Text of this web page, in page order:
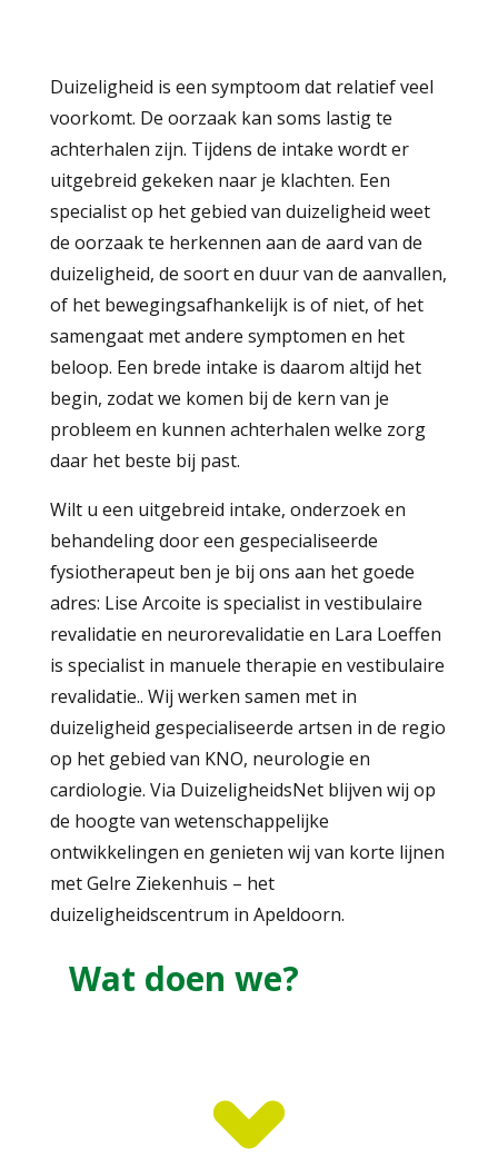
Duizeligheid is een symptoom dat relatief veel
voorkomt. De oorzaak kan soms lastig te
achterhalen zijn. Tijdens de intake wordt er
uitgebreid gekeken naar je klachten. Een
specialist op het gebied van duizeligheid weet
de oorzaak te herkennen aan de aard van de
duizeligheid, de soort en duur van de aanvallen,
of het bewegingsafhankelijk is of niet, of het
samengaat met andere symptomen en het
beloop. Een brede intake is daarom altijd het
begin, zodat we komen bij de kern van je
probleem en kunnen achterhalen welke zorg
daar het beste bij past.
Wilt u een uitgebreid intake, onderzoek en
behandeling door een gespecialiseerde
fysiotherapeut ben je bij ons aan het goede
adres: Lise Arcoite is specialist in vestibulaire
revalidatie en neurorevalidatie en Lara Loeffen
is specialist in manuele therapie en vestibulaire
revalidatie.. Wij werken samen met in
duizeligheid gespecialiseerde artsen in de regio
op het gebied van KNO, neurologie en
cardiologie. Via DuizeligheidsNet blijven wij op
de hoogte van wetenschappelijke
ontwikkelingen en genieten wij van korte lijnen
met Gelre Ziekenhuis – het
duizeligheidscentrum in Apeldoorn.
Wat doen we?